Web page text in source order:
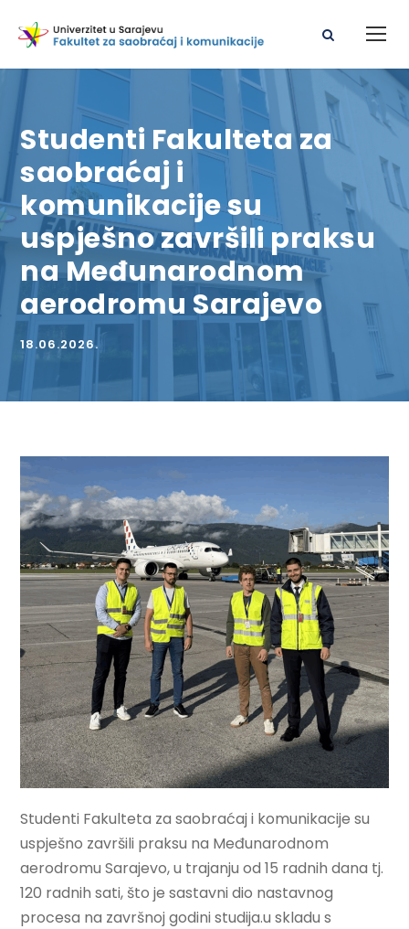
Studenti Fakulteta za
saobraćaj i
komunikacije su
uspješno završili praksu
na Međunarodnom
aerodromu Sarajevo
18.06.2026.
Studenti Fakulteta za saobraćaj i komunikacije su
uspješno završili praksu na Međunarodnom
aerodromu Sarajevo, u trajanju od 15 radnih dana tj.
120 radnih sati, što je sastavni dio nastavnog
procesa na završnoj godini studija.u skladu s